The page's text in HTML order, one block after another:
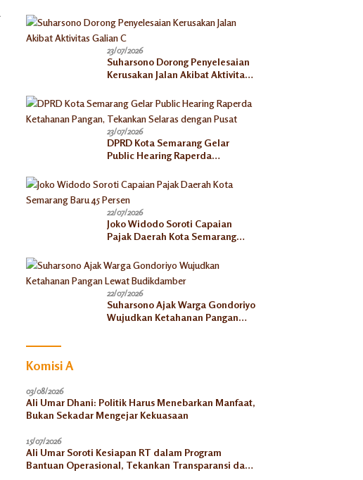
Ditelantarkan
23/07/2026
Suharsono Dorong Penyelesaian
Kerusakan Jalan Akibat Aktivitas
23/07/2026
DPRD Kota Semarang Gelar
Public Hearing Raperda
Selaras dengan Pusat
22/07/2026
Joko Widodo Soroti Capaian
Pajak Daerah Kota Semarang
22/07/2026
Suharsono Ajak Warga Gondoriyo
Wujudkan Ketahanan Pangan
Komisi A
03/08/2026
Ali Umar Dhani: Politik Harus Menebarkan Manfaat,
Bukan Sekadar Mengejar Kekuasaan
15/07/2026
Ali Umar Soroti Kesiapan RT dalam Program
Bantuan Operasional, Tekankan Transparansi dan